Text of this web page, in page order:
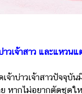
วเจ้าสาว และแหวนแ
าวเจ้าสาวปัจจุบันมี
หากไม่อยากตัดชุดใ